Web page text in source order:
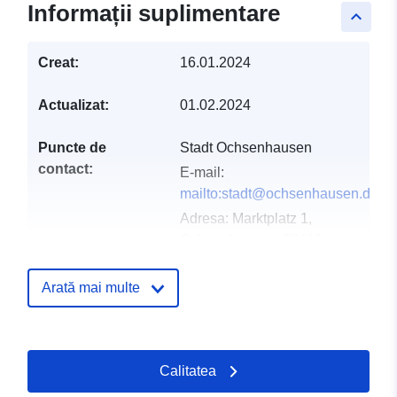
keyboard_arrow_up
Informații suplimentare
Creat: 16.01.2024
Actualizat: 01.02.2024
Puncte de
contact:
Stadt Ochsenhausen
E-mail:
mailto:stadt@ochsenhausen.de
Adresa: Marktplatz 1,
Registru catalog: Adăugat la data.europa.eu: 23
2026
Arată mai multe
Calitatea